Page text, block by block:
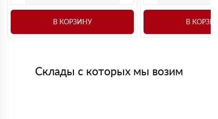
В КОРЗИНУ В
Склады с которых мы возим